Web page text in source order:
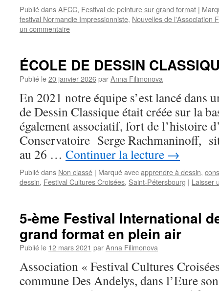
Publié dansAFCC, Festival de peinture sur grand format |
festival Normandie Impressionniste, Nouvelles de l'Association
un commentaire
ÉCOLE DE DESSIN
Publié le20 janvier 2026parAnna Filimonova
En 2021 notre équipe s’est lancé dans
de Dessin Classique était créée sur la
également associatif, fort de l’histoire
Conservatoire Serge Rachmaninoff,
au 26 … Continuer la lecture →
Publié dans Non classé | Marqué avecapprendre à dessin,
dessin, Festival Cultures Croisées, Saint-Pétersbourg | Laisser
5-ème Festival International
grand format en plein air
Publié le 12 mars 2021 parAnna Filimonova
Association « Festival Cultures
commune Des Andelys, dans l’Eure